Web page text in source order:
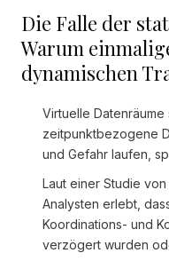
Die Falle der
Warum
dynamischen
Virtuelle Datenräume
zeitpunktbezogene
und Gefahr laufen,
Laut einer Studie
Analysten erlebt,
Koordinations- und
verzögert wurden